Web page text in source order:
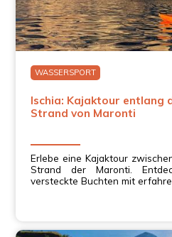
WASSERSPORT
Ischia: Kajaktour entlang
Strand von Maronti
Erlebe eine Kajaktour
Strand der Maronti.
versteckte Buchten mit